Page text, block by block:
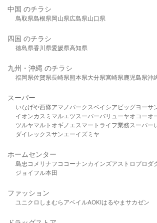
中国 のチラシ
鳥取県島根県岡山県広島県山口県
四国 のチラシ
徳島県香川県愛媛県高知県
九州・沖縄 のチラシ
福岡県佐賀県長崎県熊本県大分県宮崎県鹿児島県沖
スーパー
いなげや西條アマノパークスベイシア ビッグヨーサ
イオンカスミ マルエツスーパーバリューヤオコーオ
ツルヤマルト オギノ エスマート ライフ業務スーパー
ダイレックスサンエーイズミヤ
ホームセンター
島忠 コメリ ナフコ コーナンカインズアストロプロダ
ジョイフル本田
ファッション
ユニクロ しまむら アベイルAOKIはるやま サカゼン